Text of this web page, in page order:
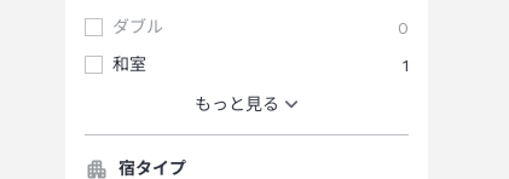
ダブル
0
和室
1
もっと見る
宿タイプ